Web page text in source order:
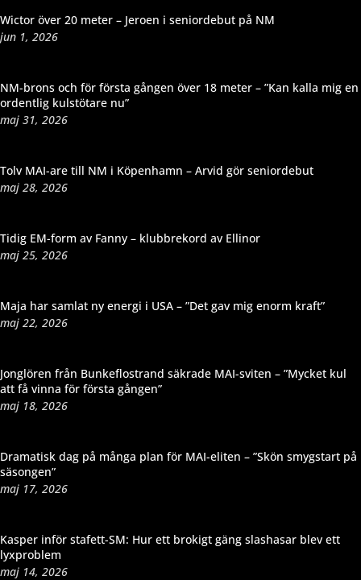
Wictor över 20 meter – Jeroen i seniordebut på NM
jun 1, 2026
NM-brons och för första gången över 18 meter – ”Kan kalla mig en
ordentlig kulstötare nu”
maj 31, 2026
Tolv MAI-are till NM i Köpenhamn – Arvid gör seniordebut
maj 28, 2026
Tidig EM-form av Fanny – klubbrekord av Ellinor
maj 25, 2026
Maja har samlat ny energi i USA – ”Det gav mig enorm kraft”
maj 22, 2026
Jonglören från Bunkeflostrand säkrade MAI-sviten – ”Mycket kul
att få vinna för första gången”
maj 18, 2026
Dramatisk dag på många plan för MAI-eliten – ”Skön smygstart på
säsongen”
maj 17, 2026
Kasper inför stafett-SM: Hur ett brokigt gäng slashasar blev ett
lyxproblem
maj 14, 2026